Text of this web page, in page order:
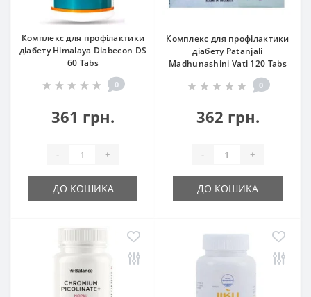
Комплекс для профілактики
діабету Himalaya Diabecon DS
60 Tabs
0
361 грн.
- +
ДО КОШИКА
Комплекс для профілактики
діабету Patanjali
Madhunashini Vati 120 Tabs
0
362 грн.
- +
ДО КОШИКА